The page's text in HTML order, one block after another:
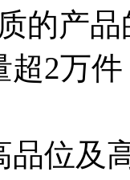
材质
超2万
品位及